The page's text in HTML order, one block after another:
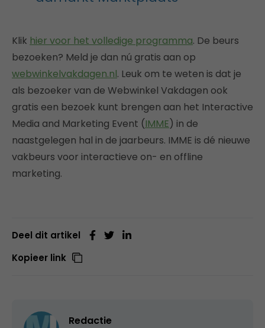
Klik hier voor het volledige programma. De beurs
bezoeken? Meld je dan nú gratis aan op
webwinkelvakdagen.nl. Leuk om te weten is dat je
als bezoeker van de Webwinkel Vakdagen ook
gratis een bezoek kunt brengen aan het Interactive
Media and Marketing Event (IMME) in de
naastgelegen hal in de jaarbeurs. IMME is dé nieuwe
vakbeurs voor interactieve on- en offline
marketing.
Deel dit artikel
Kopieer link
Redactie